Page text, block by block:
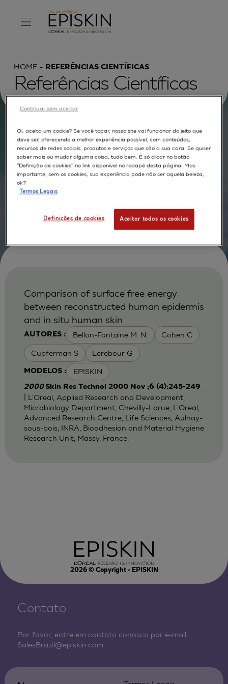
HOME REFERÊNCIAS CIENTÍFICAS
Referências Científicas
Procurar por :
TEXTO COMPLETO MODELOS APLICAÇÕES
AUTORES
AUTORES : Bellon-Fontaine M. N. Cohen C
Cupferman S Lerebour G
MODELOS : EPISKIN
Comparison of surface free energy
between reconstructed human epidermis
and in situ human skin
2000Skin Res Technol 2000 Nov ;6 (4):245-249
| L'Oreal, Applied Research and Development,
Microbiology Department, Chevilly-Larue; L'Oreal,
Advanced Research Centre, Life Sciences, Aulnay-
sous-bois; INRA, Bioadhesion and Material Hygiene
Research Unit, Massy, France.
2026© Copyright - EPISKIN
Contato
Por favor, entre em contato conosco por e-mail:
SalesBrazil@episkin.com
Oi, aceita um cookie? Se você topar, nosso site vai funcionar do jeito que
deve ser, oferecendo a melhor experiência possível, com conteúdos,
recursos de redes sociais, produtos e serviços que são a sua cara. Se quiser
saber mais ou mudar alguma coisa, tudo bem. É só clicar no botão
“Definição de cookies” no link disponível no rodapé desta página. Mas
importante, sem os cookies, sua experiência pode não ser aquela beleza,
ok?
Termos Legais
Definições de cookies Aceitar todos os cookies
Continuar sem aceitar